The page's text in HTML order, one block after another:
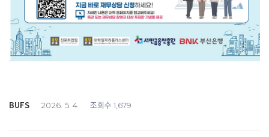
BUFS 2026. 5. 4 조회수 1,679